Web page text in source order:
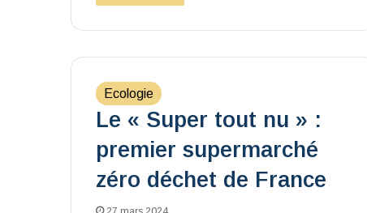
Ecologie
Le « Super tout nu » :
premier supermarché
zéro déchet de France